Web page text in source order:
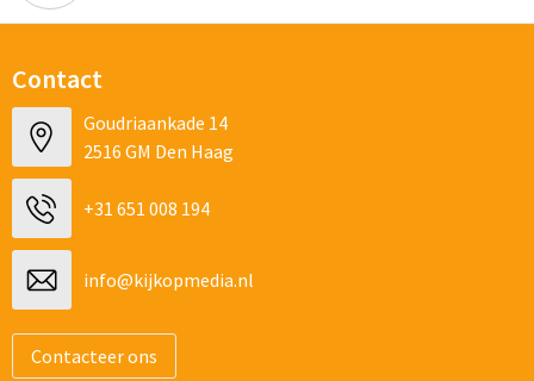
Contact
Goudriaankade 14
2516 GM Den Haag
+31 651 008 194
info@kijkopmedia.nl
Contacteer ons